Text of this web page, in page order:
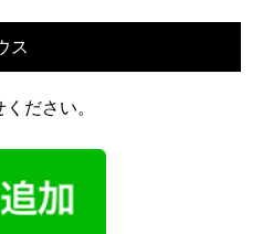
ス
ださい。